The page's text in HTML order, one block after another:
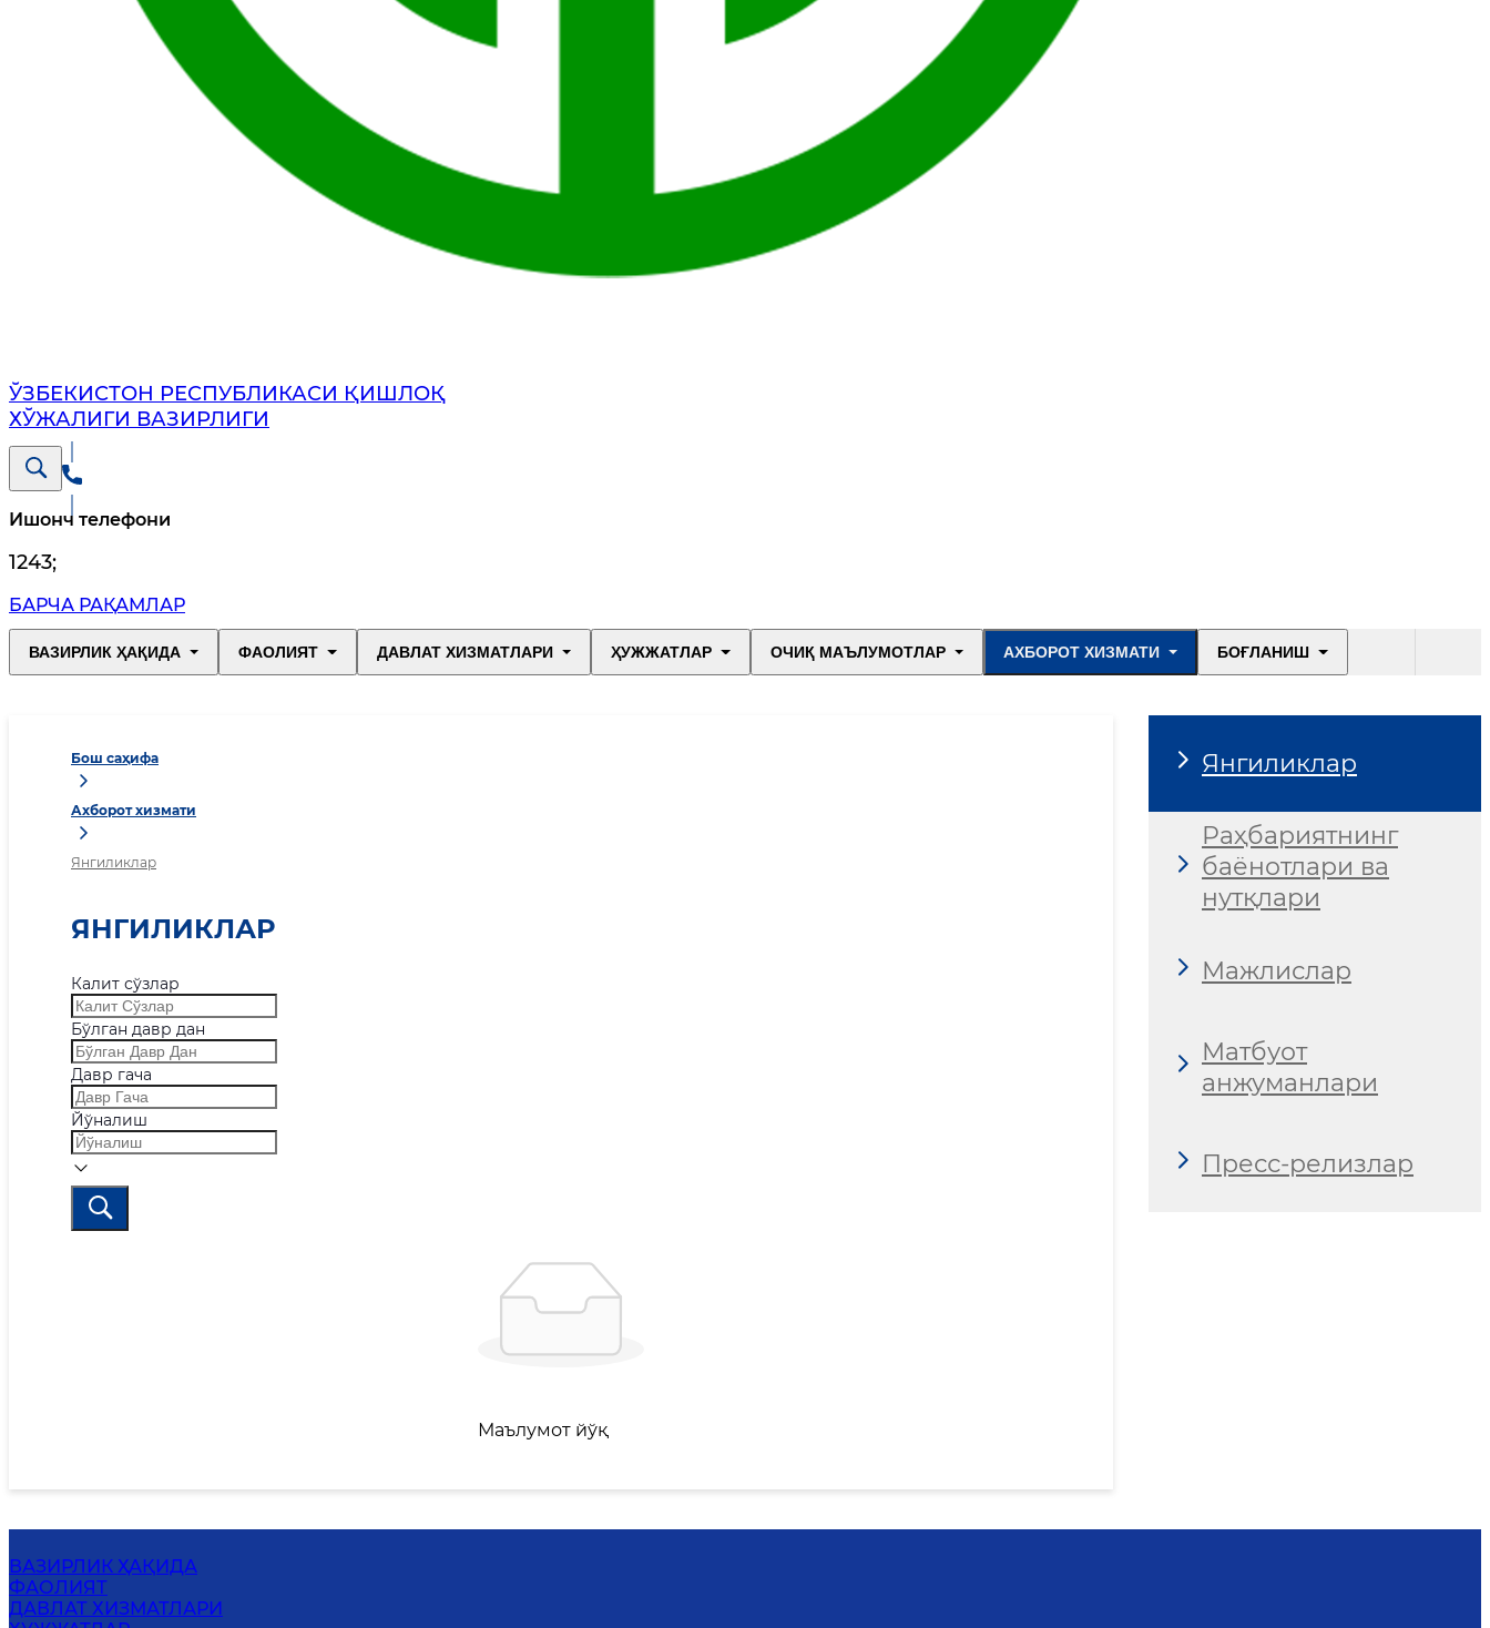
ЎЗБЕКИСТОН РЕСПУБЛИКАСИ ҚИШЛОҚ
ХЎЖАЛИГИ ВАЗИРЛИГИ
Ишонч телефони
1243;
БАРЧА РАҚАМЛАР
ВАЗИРЛИК ҲАҚИДА ФАОЛИЯТ ДАВЛАТ ХИЗМАТЛАРИ ҲУЖЖАТЛАР ОЧИҚ МАЪЛУМОТЛАР АХБОРОТ ХИЗМАТИ БОҒЛАНИШ
Бош саҳифа
Ахборот хизмати
Янгиликлар
ЯНГИЛИКЛАР
Калит сўзлар
Бўлган давр дан
Давр гача
Йўналиш
Маълумот йўқ
Янгиликлар
Раҳбариятнинг
баёнотлари ва
нутқлари
Мажлислар
Матбуот
анжуманлари
Пресс-релизлар
ВАЗИРЛИК ҲАҚИДА
ФАОЛИЯТ
ДАВЛАТ ХИЗМАТЛАРИ